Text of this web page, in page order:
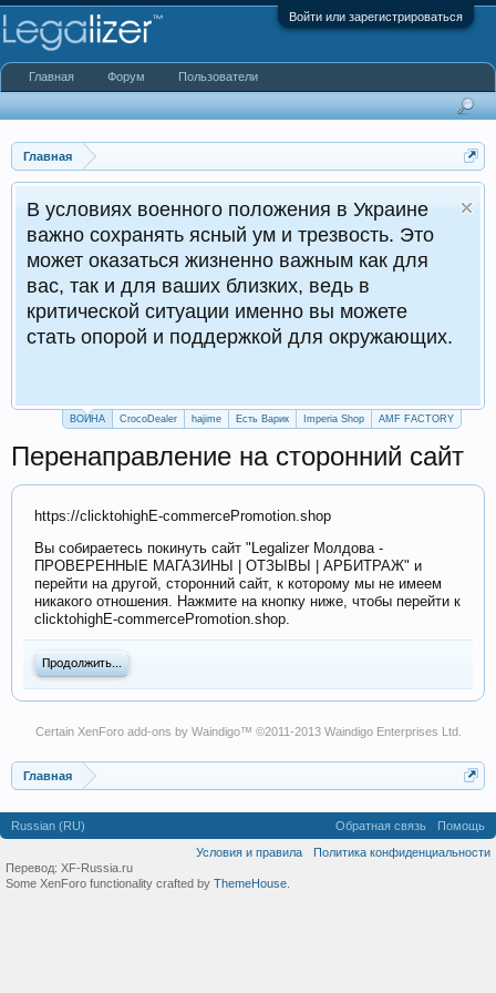
Войти или зарегистрироваться
Главная
военного положения в Украине
ясный ум и трезвость. Это
жизненно важным как для
для ваших близких, ведь в
ситуации именно вы можете
и поддержкой для окружающих.
ВОЙНА CrocoDealer hajime Есть Варик Imperia Shop AMF FACTORY
Перенаправление на сторонний сайт
https://clicktohighE-commercePromotion.shop
Вы собираетесь покинуть сайт "Legalizer Молдова -
ПРОВЕРЕННЫЕ МАГАЗИНЫ | ОТЗЫВЫ | АРБИТРАЖ" и
перейти на другой, сторонний сайт, к которому мы не имеем
никакого отношения. Нажмите на кнопку ниже, чтобы перейти к
clicktohighE-commercePromotion.shop.
Продолжить...
Certain XenForo add-ons by Waindigo™ ©2011-2013 Waindigo Enterprises Ltd.
Главная
Главная Форум Пользователи
Russian (RU) Обратная связь
Помощь
Условия и правила
Политика конфиденциальности
Перевод: XF-Russia.ru
Some XenForo functionality crafted by ThemeHouse